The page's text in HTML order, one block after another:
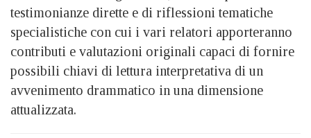
testimonianze dirette e di riflessioni tematiche
specialistiche con cui i vari relatori apporteranno
contributi e valutazioni originali capaci di fornire
possibili chiavi di lettura interpretativa di un
avvenimento drammatico in una dimensione
attualizzata.